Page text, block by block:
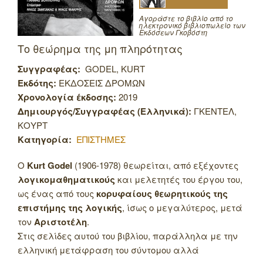
Αγοράστε το βιβλίο από το
ηλεκτρονικό βιβλιοπωλείο των
Εκδόσεων Γκοβόστη
Το θεώρημα της μη πληρότητας
Συγγραφέας: GODEL, KURT
Εκδότης: ΕΚΔΟΣΕΙΣ ΔΡΟΜΩΝ
Χρονολογία έκδοσης: 2019
Δημιουργός/Συγγραφέας (Ελληνικά): ΓΚΕΝΤΕΛ,
ΚΟΥΡΤ
Κατηγορία: ΕΠΙΣΤΗΜΕΣ
Ο Kurt Godel (1906-1978) θεωρείται, από εξέχοντες
λογικομαθηματικούς και μελετητές του έργου του,
ως ένας από τους κορυφαίους θεωρητικούς της
επιστήμης της λογικής, ίσως ο μεγαλύτερος, μετά
τον Αριστοτέλη.
Στις σελίδες αυτού του βιβλίου, παράλληλα με την
ελληνική μετάφραση του σύντομου αλλά